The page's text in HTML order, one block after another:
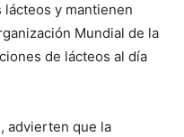
y mantienen
Mundial de la
de lácteos al día
advierten que la